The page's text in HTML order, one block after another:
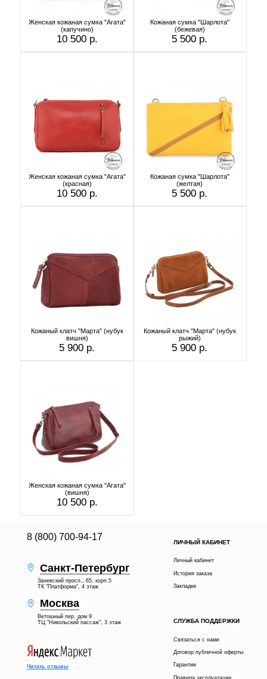
Женская кожаная сумка "Агата"
(капучино)
10 500 р.
Кожаная сумка "Шарлота"
(бежевая)
5 500 р.
Женская кожаная сумка "Агата"
(красная)
10 500 р.
Кожаная сумка "Шарлота"
(желтая)
5 500 р.
Кожаный клатч "Марта" (нубук
вишня)
5 900 р.
Кожаный клатч "Марта" (нубук
рыжий)
5 900 р.
Женская кожаная сумка "Агата"
(вишня)
10 500 р.
8 (800) 700-94-17
Санкт-Петербург
Заневский просп., 65, корп.5
ТК "Платформа", 4 этаж
Москва
Ветошный пер. дом 9
ТЦ "Никольский пассаж", 3 этаж
ЛИЧНЫЙ КАБИНЕТ
Личный кабинет
История заказа
Закладки
СЛУЖБА ПОДДЕРЖКИ
Связаться с нами
Договор публичной оферты
Гарантии
Правила эксплуатации
Читать отзывы